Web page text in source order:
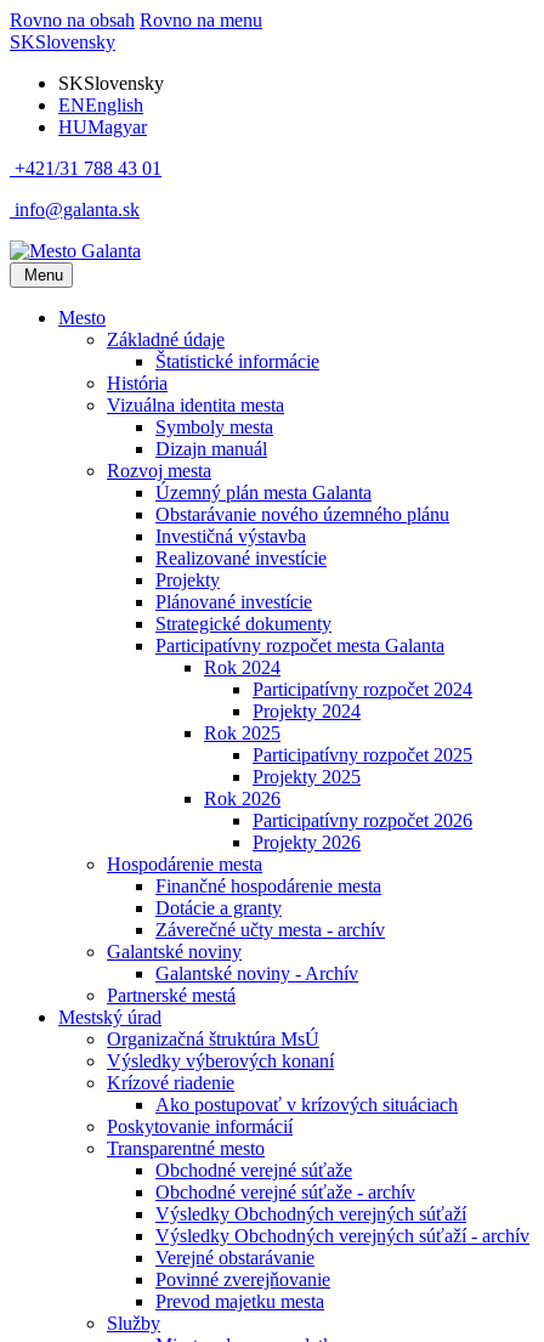
Rovno na obsah Rovno na menu
SKSlovensky
SKSlovensky
ENEnglish
HUMagyar
+421/31 788 43 01
info@galanta.sk
Menu
Mesto
Základné údaje
Štatistické informácie
História
Vizuálna identita mesta
Symboly mesta
Dizajn manuál
Rozvoj mesta
Územný plán mesta Galanta
Obstarávanie nového územného plánu
Investičná výstavba
Realizované investície
Projekty
Plánované investície
Strategické dokumenty
Participatívny rozpočet mesta Galanta
Rok 2024
Participatívny rozpočet 2024
Projekty 2024
Rok 2025
Participatívny rozpočet 2025
Projekty 2025
Rok 2026
Participatívny rozpočet 2026
Projekty 2026
Hospodárenie mesta
Finančné hospodárenie mesta
Dotácie a granty
Záverečné učty mesta - archív
Galantské noviny
Galantské noviny - Archív
Partnerské mestá
Mestský úrad
Organizačná štruktúra MsÚ
Výsledky výberových konaní
Krízové riadenie
Ako postupovať v krízových situáciach
Poskytovanie informácií
Transparentné mesto
Obchodné verejné súťaže
Obchodné verejné súťaže - archív
Výsledky Obchodných verejných súťaží
Výsledky Obchodných verejných súťaží - archív
Verejné obstarávanie
Povinné zverejňovanie
Prevod majetku mesta
Služby